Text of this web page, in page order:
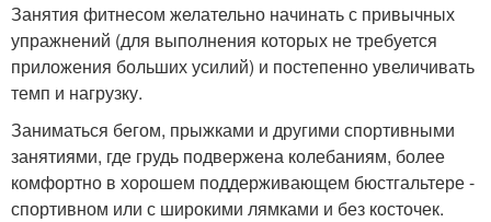
Занятия фитнесом желательно начинать с привычных
упражнений (для выполнения которых не требуется
приложения больших усилий) и постепенно увеличивать
темп и нагрузку.
Заниматься бегом, прыжками и другими спортивными
занятиями, где грудь подвержена колебаниям, более
комфортно в хорошем поддерживающем бюстгальтере -
спортивном или с широкими лямками и без косточек.